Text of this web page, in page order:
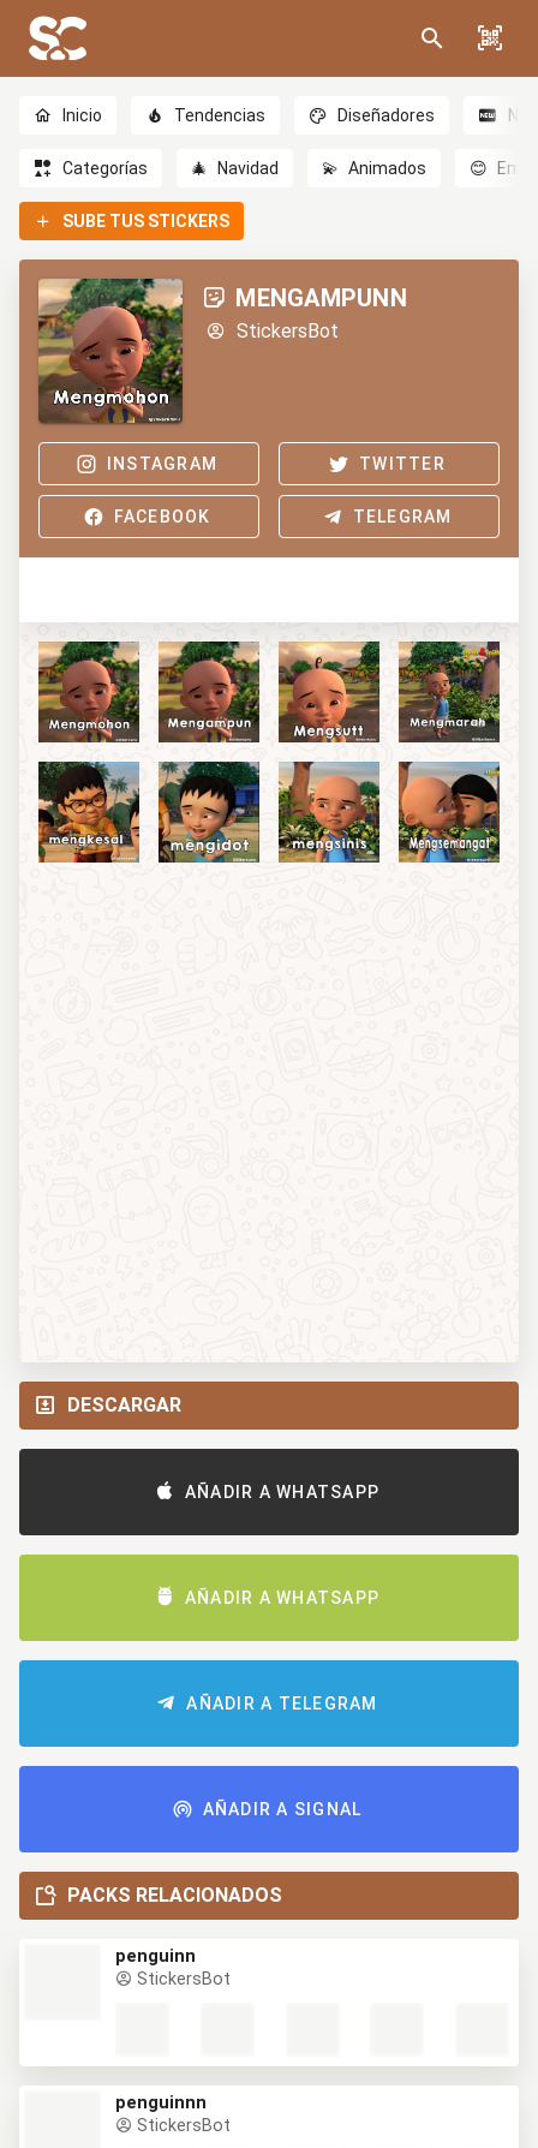
Inicio Tendencias Diseñadores
Categorías 🎄 Navidad 💫 Animados 😊
SUBE TUS STICKERS
MENGAMPUNN
StickersBot
INSTAGRAM TWITTER
FACEBOOK TELEGRAM
DESCARGAR
AÑADIR A WHATSAPP
AÑADIR A WHATSAPP
AÑADIR A TELEGRAM
AÑADIR A SIGNAL
PACKS RELACIONADOS
penguinn
StickersBot
penguinnn
StickersBot